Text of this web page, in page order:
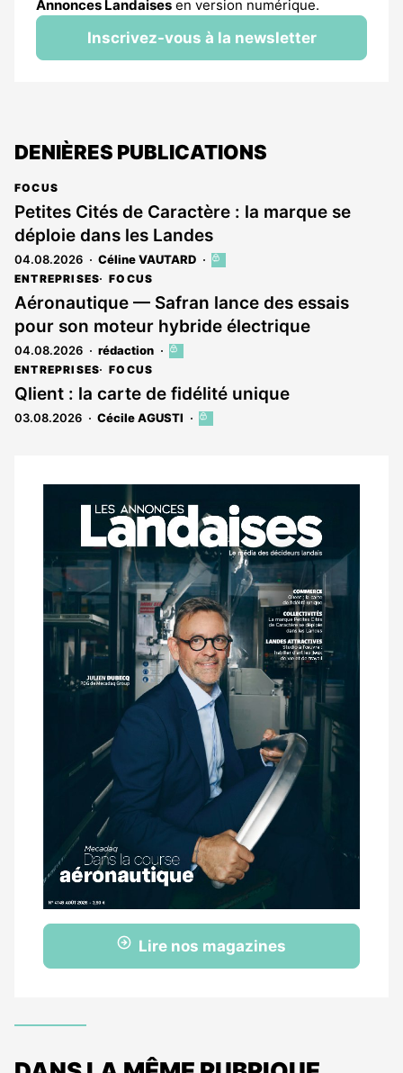
Annonces Landaises en version numérique.
Inscrivez-vous à la newsletter
DENIÈRES PUBLICATIONS
FOCUS
Petites Cités de Caractère : la marque se
déploie dans les Landes
04.08.2026 Céline VAUTARD
Cet
est
réservé
aux
ENTREPRISES FOCUS
Aéronautique — Safran lance des essais
pour son moteur hybride électrique
04.08.2026 rédaction
Cet
est
réservé
aux
ENTREPRISES FOCUS
Qlient : la carte de fidélité unique
03.08.2026 Cécile AGUSTI
Cet
aux
abonnés
Notre
dernier
magazine
Lire nos magazines